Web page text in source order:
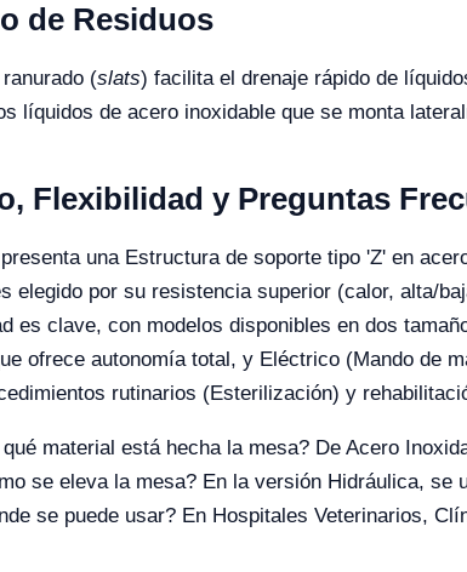
de Residuos
(slats) facilita el drenaje rápido de
líquidos de acero inoxidable que se monta
Flexibilidad y Preguntas
una Estructura de soporte tipo 'Z' en
elegido por su resistencia superior (calor, alta/
es clave, con modelos disponibles en dos
ofrece autonomía total, y Eléctrico (Mando de
rutinarios (Esterilización) y
material está hecha la mesa? De Acero
se eleva la mesa? En la versión Hidráulica, se
se puede usar? En Hospitales Veterinarios,